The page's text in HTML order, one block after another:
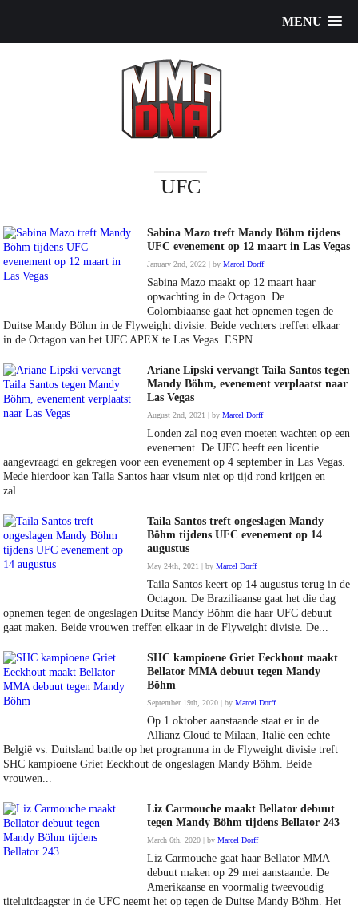
MENU
UFC
Sabina Mazo treft Mandy Böhm tijdens
UFC evenement op 12 maart in Las Vegas
January 2nd, 2022 | byMarcel Dorff
Sabina Mazo maakt op 12 maart haar
opwachting in de Octagon. De
Colombiaanse gaat het opnemen tegen de
Duitse Mandy Böhm in de Flyweight divisie. Beide vechters treffen elkaar
in de Octagon van het UFC APEX te Las Vegas. ESPN...
Ariane Lipski vervangt Taila Santos tegen
Mandy Böhm, evenement verplaatst naar
Las Vegas
August 2nd, 2021 | byMarcel Dorff
Londen zal nog even moeten wachten op een
evenement. De UFC heeft een licentie
aangevraagd en gekregen voor een evenement op 4 september in Las Vegas.
Mede hierdoor kan Taila Santos haar visum niet op tijd rond krijgen en
zal...
Taila Santos treft ongeslagen Mandy
Böhm tijdens UFC evenement op 14
augustus
May 24th, 2021 | byMarcel Dorff
Taila Santos keert op 14 augustus terug in de
Octagon. De Braziliaanse gaat het die dag
opnemen tegen de ongeslagen Duitse Mandy Böhm die haar UFC debuut
gaat maken. Beide vrouwen treffen elkaar in de Flyweight divisie. De...
SHC kampioene Griet Eeckhout maakt
Bellator MMA debuut tegen Mandy
Böhm
September 19th, 2020 | byMarcel Dorff
Op 1 oktober aanstaande staat er in de
Allianz Cloud te Milaan, Italië een echte
België vs. Duitsland battle op het programma in de Flyweight divisie treft
SHC kampioene Griet Eeckhout de ongeslagen Mandy Böhm. Beide
vrouwen...
Liz Carmouche maakt Bellator debuut
tegen Mandy Böhm tijdens Bellator 243
March 6th, 2020 | byMarcel Dorff
Liz Carmouche gaat haar Bellator MMA
debuut maken op 29 mei aanstaande. De
Amerikaanse en voormalig tweevoudig
titeluitdaagster in de UFC neemt het op tegen de Duitse Mandy Böhm. Het